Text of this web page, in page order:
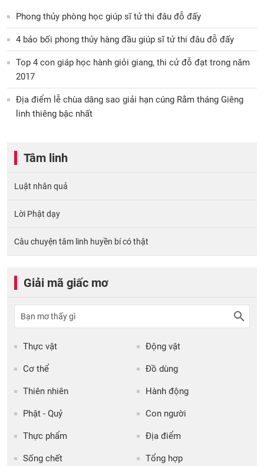
Phong thủy phòng học giúp sĩ tử thi đâu đỗ đấy
4 bảo bối phong thủy hàng đầu giúp sĩ tử thi đâu đỗ đấy
Top 4 con giáp học hành giỏi giang, thi cử đỗ đạt trong năm
2017
Địa điểm lễ chùa dâng sao giải hạn cúng Rằm tháng Giêng
linh thiêng bậc nhất
Tâm linh
Luật nhân quả
Lời Phật dạy
Câu chuyện tâm linh huyền bí có thật
Giải mã giấc mơ
Thực vật Động vật
Cơ thể Đồ dùng
Thiên nhiên Hành động
Phật - Quỷ Con người
Thực phẩm Địa điểm
Sống chết Tổng hợp